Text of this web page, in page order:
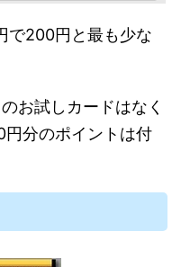
で200円と最も少な
お試しカードはなく
円分のポイントは付